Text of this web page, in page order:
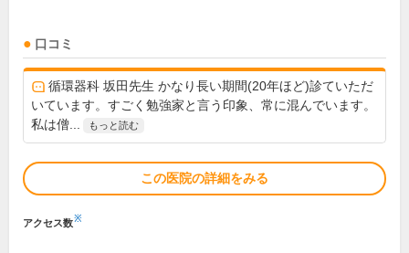
口コミ
循環器科 坂田先生 かなり長い期間(20年ほど)診ていただ
いています。すごく勉強家と言う印象、常に混んでいます。
私は僧...
もっと読む
この医院の詳細をみる
アクセス数※